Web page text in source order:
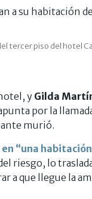
tercer piso del hotel
yGilda
por la
murió.
“una
riesgo, lo
a que llegue la